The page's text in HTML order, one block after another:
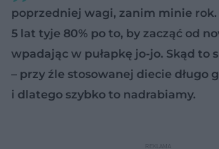
poprzedniej wagi, zanim minie rok.
5 lat tyje 80% po to, by zacząć od
wpadając w pułapkę jo-jo. Skąd to
– przy źle stosowanej diecie długo
i dlatego szybko to nadrabiamy.